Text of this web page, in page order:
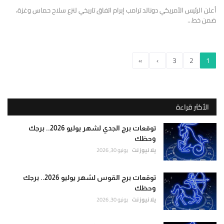
أعلن الرئيس الأمريكي دونالد ترامب إبرام اتفاق تاريخي لنزع سلاح حماس وغزة،
ضمن خط...
1
2
3
›
»
الأكثر قراءة
توقعات برج الجدي لشهر يوليو 2026.. برجك
وحظك
يلا نيوز نت يونيو 30, 2026
توقعات برج القوس لشهر يوليو 2026.. برجك
وحظك
يلا نيوز نت يونيو 30, 2026